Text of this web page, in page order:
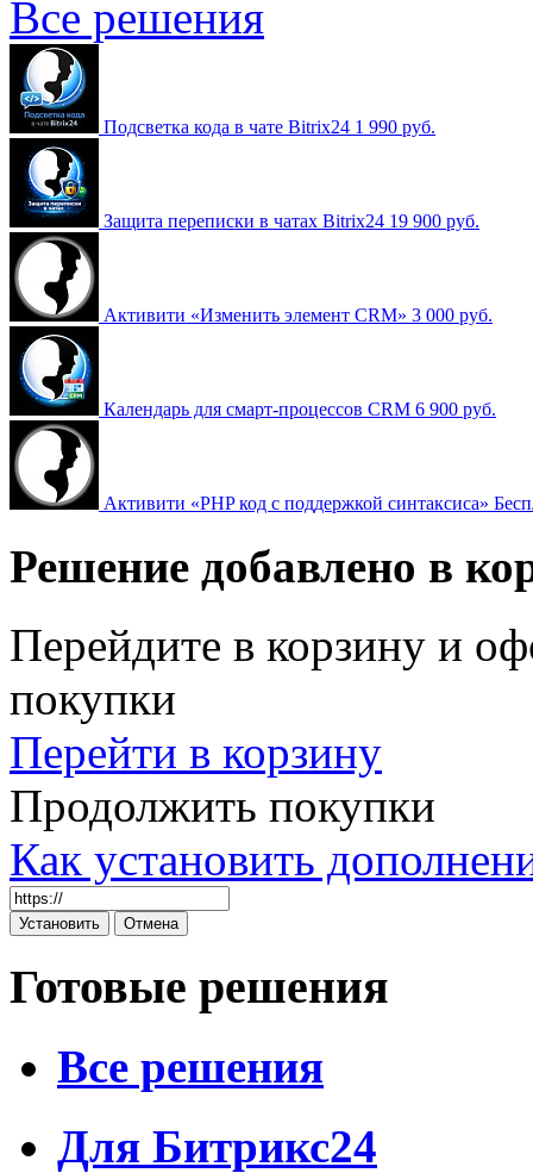
Все решения
Подсветка кода в чате Bitrix24 1 990 руб.
Защита переписки в чатах Bitrix24 19 900 руб.
Активити «Изменить элемент CRM» 3 000 руб.
Календарь для смарт-процессов CRM 6 900 руб.
Активити «PHP код с поддержкой синтаксиса»
Решение добавлено в
Перейдите в корзину и
покупки
Перейти в корзину
Продолжить покупки
Как установить
Готовые решения
Все решения
Для Битрикс24